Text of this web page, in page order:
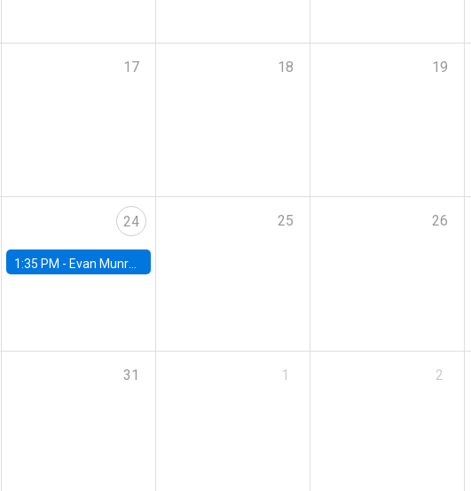
17 18 19
24
1:35 PM - Evan Munro, Neyman Visiting Assistant Professor in the Department of Statistics at UC Berkeley
25 26
31 1 2